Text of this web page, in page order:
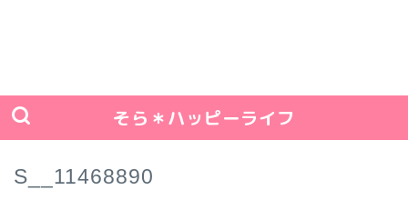
そら＊ハッピーライフ
S__11468890